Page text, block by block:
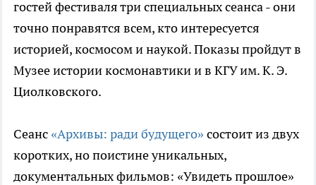
гостей фестиваля три специальных сеанса - они
точно понравятся всем, кто интересуется
историей, космосом и наукой. Показы пройдут в
Музее истории космонавтики и в КГУ им. К. Э.
Циолковского.
Сеанс «Архивы: ради будущего» состоит из двух
коротких, но поистине уникальных,
документальных фильмов: «Увидеть прошлое»